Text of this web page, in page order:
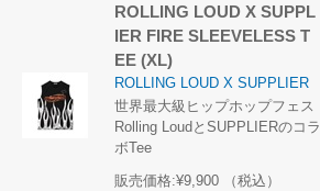
ROLLING LOUD X SUPPL
IER FIRE SLEEVELESS T
EE (XL)
ROLLING LOUD X SUPPLIER
世界最大級ヒップホップフェス
Rolling LoudとSUPPLIERのコラ
ボTee
販売価格:¥9,900
（税込）